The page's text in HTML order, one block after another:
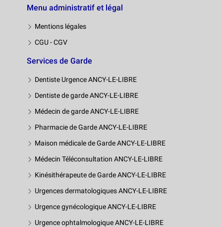
Menu administratif et légal
Mentions légales
CGU - CGV
Services de Garde
Dentiste Urgence ANCY-LE-LIBRE
Dentiste de garde ANCY-LE-LIBRE
Médecin de garde ANCY-LE-LIBRE
Pharmacie de Garde ANCY-LE-LIBRE
Maison médicale de Garde ANCY-LE-LIBRE
Médecin Téléconsultation ANCY-LE-LIBRE
Kinésithérapeute de Garde ANCY-LE-LIBRE
Urgences dermatologiques ANCY-LE-LIBRE
Urgence gynécologique ANCY-LE-LIBRE
Urgence ophtalmologique ANCY-LE-LIBRE